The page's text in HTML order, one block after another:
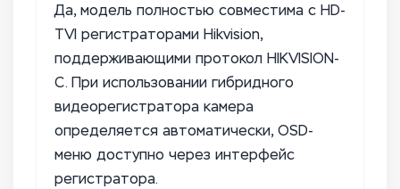
Да, модель полностью совместима с HD-
TVI регистраторами Hikvision,
поддерживающими протокол HIKVISION-
C. При использовании гибридного
видеорегистратора камера
определяется автоматически, OSD-
меню доступно через интерфейс
регистратора.